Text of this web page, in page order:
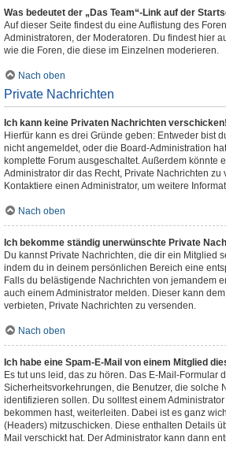
Was bedeutet der „Das Team“-Link auf der
Auf dieser Seite findest du eine Auflistung des
Administratoren, der Moderatoren. Du findest hier
wie die Foren, die diese im Einzelnen moderieren.
Nach oben
Private Nachrichten
Ich kann keine Privaten Nachrichten verschicken!
Hierfür kann es drei Gründe geben: Entweder bist
nicht angemeldet, oder die Board-Administration
komplette Forum ausgeschaltet. Außerdem könnte
Administrator dir das Recht, Private Nachrichten zu
Kontaktiere einen Administrator, um weitere
Nach oben
Ich bekomme ständig unerwünschte Private
Du kannst Private Nachrichten, die dir ein Mitglied
indem du in deinem persönlichen Bereich eine
Falls du belästigende Nachrichten von jemandem
auch einem Administrator melden. Dieser kann
verbieten, Private Nachrichten zu versenden.
Nach oben
Ich habe eine Spam-E-Mail von einem Mitglied
Es tut uns leid, das zu hören. Das E-Mail-Formular
Sicherheitsvorkehrungen, die Benutzer, die solche
identifizieren sollen. Du solltest einem
bekommen hast, weiterleiten. Dabei ist es ganz
(Headers) mitzuschicken. Diese enthalten Details
Mail verschickt hat. Der Administrator kann dann